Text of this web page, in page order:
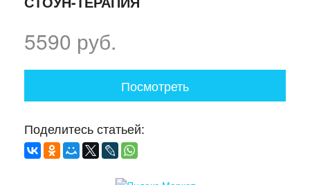
5590 руб.
Посмотреть
Поделитесь статьей: